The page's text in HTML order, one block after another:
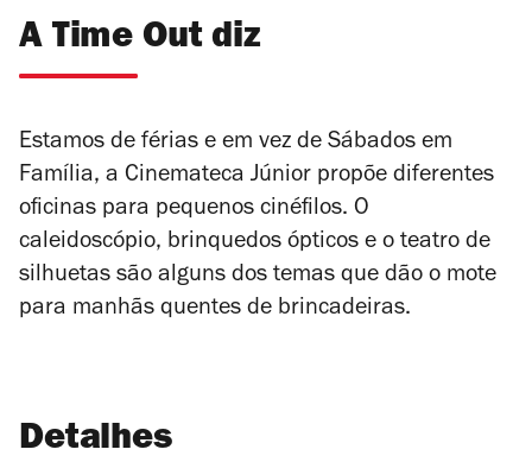
A Time Out diz
Estamos de férias e em vez de Sábados em
Família, a Cinemateca Júnior propõe diferentes
oficinas para pequenos cinéfilos. O
caleidoscópio, brinquedos ópticos e o teatro de
silhuetas são alguns dos temas que dão o mote
para manhãs quentes de brincadeiras.
Detalhes